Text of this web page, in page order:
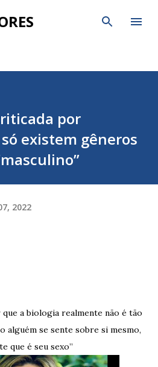
conteúdo principal
por
existem gêneros
2022
alguém se sente sobre si mesmo,
que é seu sexo”